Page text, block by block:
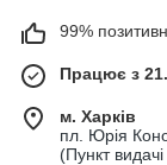
99%
Працює з
м. Харків
пл. Юрія
(Пункт